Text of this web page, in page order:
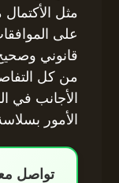
مثل الأكتمال
على
قانوني
من كل
الأجانب في
الأمور
تواصل